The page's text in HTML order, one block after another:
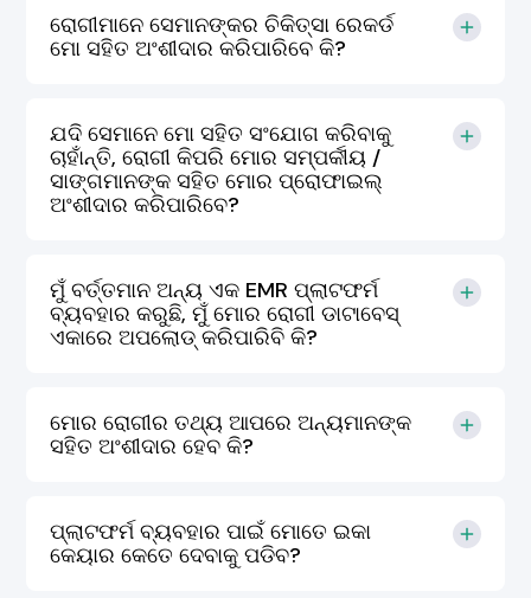
ରୋଗୀମାନେ ସେମାନଙ୍କର ଚିକିତ୍ସା ରେକର୍ଡ
ମୋ ସହିତ ଅଂଶୀଦାର କରିପାରିବେ କି?
ଯଦି ସେମାନେ ମୋ ସହିତ ସଂଯୋଗ କରିବାକୁ
ଚାହାଁନ୍ତି, ରୋଗୀ କିପରି ମୋର ସମ୍ପର୍କୀୟ /
ସାଙ୍ଗମାନଙ୍କ ସହିତ ମୋର ପ୍ରୋଫାଇଲ୍
ଅଂଶୀଦାର କରିପାରିବେ?
ମୁଁ ବର୍ତ୍ତମାନ ଅନ୍ୟ ଏକ EMR ପ୍ଲାଟଫର୍ମ
ବ୍ୟବହାର କରୁଛି, ମୁଁ ମୋର ରୋଗୀ ଡାଟାବେସ୍
ଏକାରେ ଅପଲୋଡ୍ କରିପାରିବି କି?
ମୋର ରୋଗୀର ତଥ୍ୟ ଆପରେ ଅନ୍ୟମାନଙ୍କ
ସହିତ ଅଂଶୀଦାର ହେବ କି?
ପ୍ଲାଟଫର୍ମ ବ୍ୟବହାର ପାଇଁ ମୋତେ ଇକା
କେୟାର କେତେ ଦେବାକୁ ପଡିବ?